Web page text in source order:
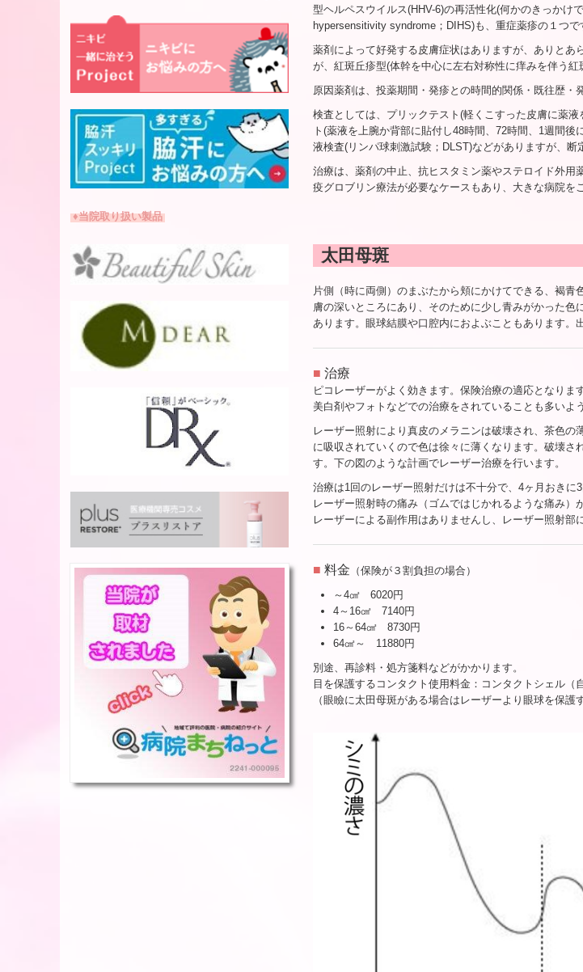
♦当院取り扱い製品
型ヘルペスウイルス(HHV-6)の再活性化(何かのきっかけ
hypersensitivity syndrome；DIHS)も、重症薬疹の１つで
薬剤によって好発する皮膚症状はありますが、ありと
が、紅斑丘疹型(体幹を中心に左右対称性に痒みを伴う紅
原因薬剤は、投薬期間・発疹との時間的関係・既往歴・
検査としては、プリックテスト(軽くこすった皮膚に薬
ト(薬液を上腕か背部に貼付し48時間、72時間、1週間
液検査(リンパ球刺激試験；DLST)などがありますが、断
治療は、薬剤の中止、抗ヒスタミン薬やステロイド外
疫グロブリン療法が必要なケースもあり、大きな病院を
太田母斑
片側（時に両側）のまぶたから頬にかけてできる、褐
膚の深いところにあり、そのために少し青みがかった
あります。眼球結膜や口腔内におよぶこともあります。
■ 治療
ピコレーザーがよく効きます。保険治療の適応となります
美白剤やフォトなどでの治療をされていることも多いよ
レーザー照射により真皮のメラニンは破壊され、茶色
に吸収されていくので色は徐々に薄くなります。破壊
す。下の図のような計画でレーザー治療を行います。
治療は1回のレーザー照射だけは不十分で、4ヶ月おきに3
レーザー照射時の痛み（ゴムではじかれるような痛み）
レーザーによる副作用はありませんし、レーザー照射部
■ 料金 （保険が３割負担の場合）
～4㎠ 6020円
4～16㎠ 7140円
16～64㎠ 8730円
64㎠～ 11880円
別途、再診料・処方箋料などがかかります。
目を保護するコンタクト使用料金：コンタクトシェル（
（眼瞼に太田母斑がある場合はレーザーより眼球を保